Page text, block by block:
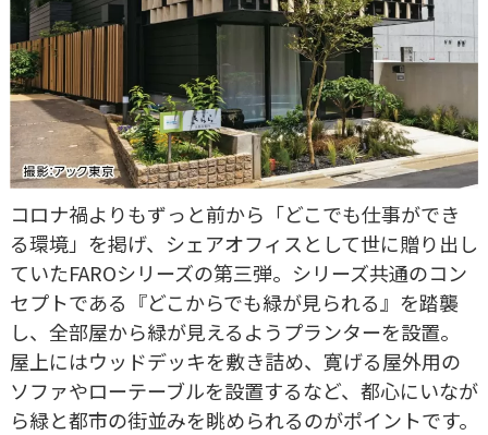
コロナ禍よりもずっと前から「どこでも仕事ができ
る環境」を掲げ、シェアオフィスとして世に贈り出し
ていたFAROシリーズの第三弾。シリーズ共通のコン
セプトである『どこからでも緑が見られる』を踏襲
し、全部屋から緑が見えるようプランターを設置。
屋上にはウッドデッキを敷き詰め、寛げる屋外用の
ソファやローテーブルを設置するなど、都心にいなが
ら緑と都市の街並みを眺められるのがポイントです。